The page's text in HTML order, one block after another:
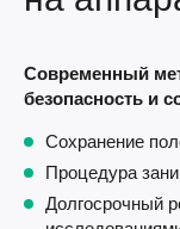
Современный
безопасность и
Сохранение
Процедура
Долгосрочный